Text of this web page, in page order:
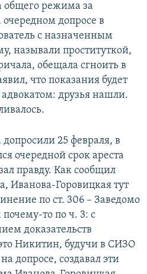
общего режима за
допросе в
с назначенным
называли проституткой,
обещала сгноить в
что показания будет
адвокатом: друзья нашли.
25 февраля, в
очередной срок ареста
правду. Как сообщил
Иванова-Горовицкая тут
по ст. 306 – Заведомо
то по ч. 3: с
доказательств
Никитин, будучи в СИЗО
допросе, создавал эти